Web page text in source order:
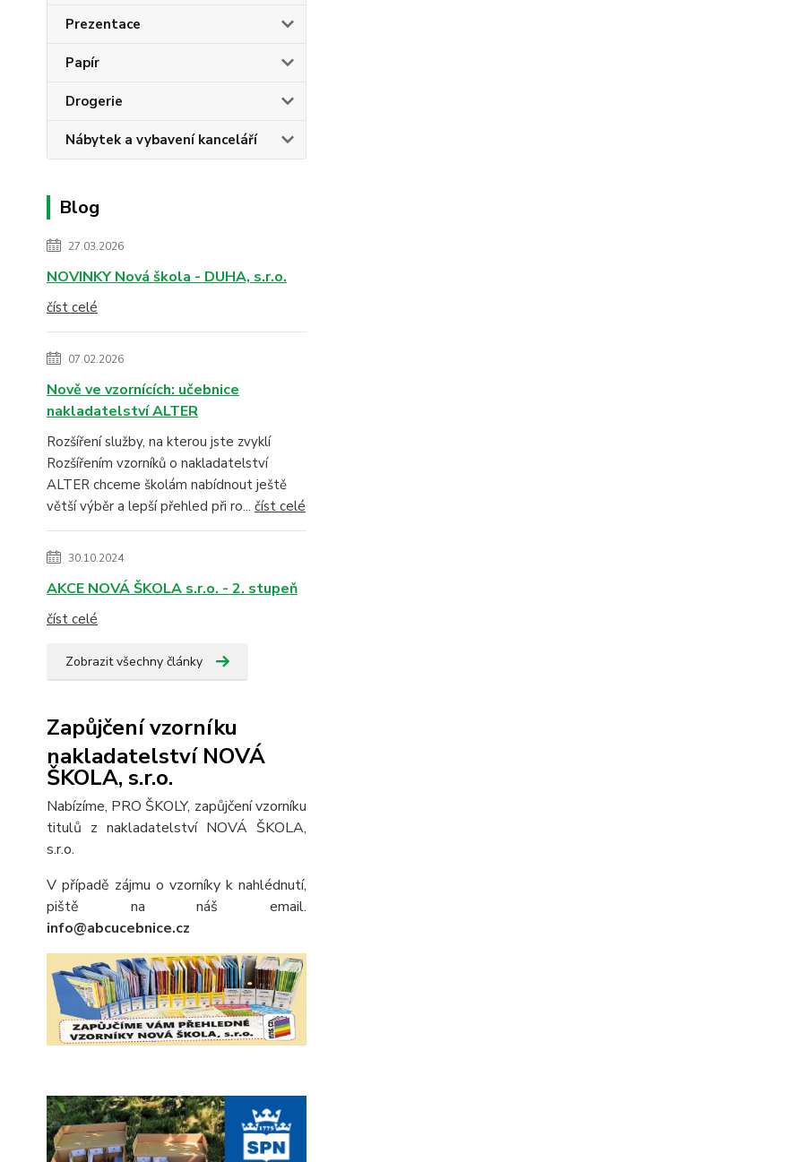
Prezentace
Papír
Drogerie
Nábytek a vybavení kanceláří
Blog
27.03.2026
NOVINKY Nová škola - DUHA, s.r.o.
číst celé
07.02.2026
Nově ve vzornících: učebnice
nakladatelství ALTER
Rozšíření služby, na kterou jste zvyklí
Rozšířením vzorníků o nakladatelství
ALTER chceme školám nabídnout ještě
větší výběr a lepší přehled při ro... číst celé
30.10.2024
AKCE NOVÁ ŠKOLA s.r.o. - 2. stupeň
číst celé
Zobrazit všechny články
Zapůjčení vzorníku
nakladatelství NOVÁ
ŠKOLA, s.r.o.
Nabízíme, PRO ŠKOLY, zapůjčení vzorníku
titulů z nakladatelství NOVÁ ŠKOLA,
s.r.o.
V případě zájmu o vzorníky k nahlédnutí,
piště na náš email.
info@abcucebnice.cz